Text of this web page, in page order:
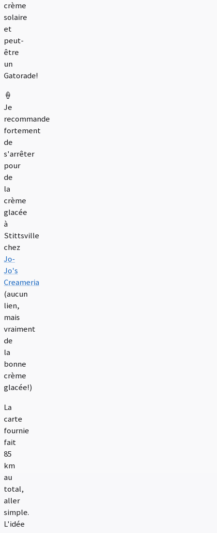
crème
solaire
et
peut-
être
un
Gatorade!
🍦
Je
recommande
fortement
de
s'arrêter
pour
de
la
crème
glacée
à
Stittsville
chez
Jo-
Jo's
Creameria
(aucun
lien,
mais
vraiment
de
la
bonne
crème
glacée!)
La
carte
fournie
fait
85
km
au
total,
aller
simple.
L'idée